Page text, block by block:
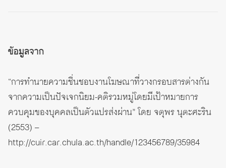
ข้อมูลจาก
“การทำนายความชื่นชอบงานโฆษณาที่วางกรอบสารต่างกัน
จากความเป็นปัจเจกนิยม-คติรวมหมู่โดยมีเป้าหมายการ
ควบคุมของบุคคลเป็นตัวแปรส่งผ่าน” โดย จตุพร นุตะศะริน
(2553) –
http://cuir.car.chula.ac.th/handle/123456789/35984